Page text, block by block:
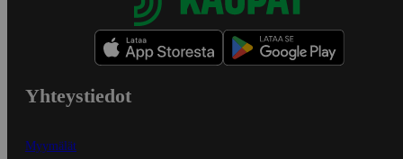
Yhteystiedot
Myymälät